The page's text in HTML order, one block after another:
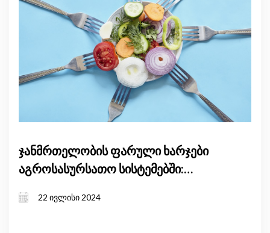
ჯანმრთელობის ფარული ხარჯები
აგროსასურსათო სისტემებში:
საპასუხო პოლიტიკა სამხრეთ
22 ივლისი 2024